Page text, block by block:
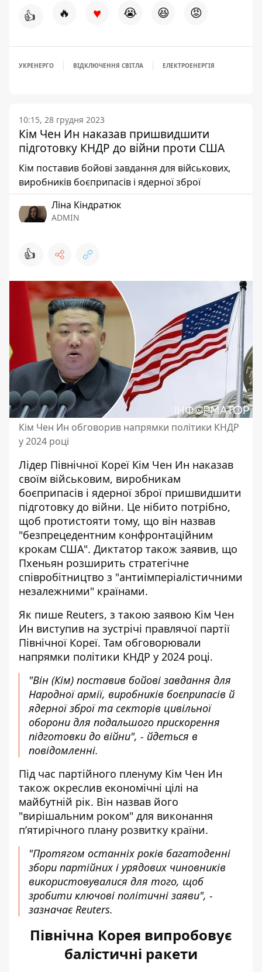
👍 🔥 ♥ 😭 😆 😡
УКРЕНЕРГО ВІДКЛЮЧЕННЯ СВІТЛА ЕЛЕКТРОЕНЕРГІЯ
10:15, 28 грудня 2023
Кім Чен Ин наказав пришвидшити
підготовку КНДР до війни проти США
Кім поставив бойові завдання для військових,
виробників боєприпасів і ядерної зброї
Ліна Кіндратюк
ADMIN
👍
Кім Чен Ин обговорив напрямки політики КНДР
у 2024 році
Лідер Північної Кореї Кім Чен Ин наказав
своїм військовим, виробникам
боєприпасів і ядерної зброї пришвидшити
підготовку до війни. Це нібито потрібно,
щоб протистояти тому, що він назвав
"безпрецедентним конфронтаційним
крокам США". Диктатор також заявив, що
Пхеньян розширить стратегічне
співробітництво з "антиімперіалістичними
незалежними" країнами.
Як пише Reuters, з такою заявою Кім Чен
Ин виступив на зустрічі правлячої партії
Північної Кореї. Там обговорювали
напрямки політики КНДР у 2024 році.
"Він (Кім) поставив бойові завдання для
Народної армії, виробників боєприпасів й
ядерної зброї та секторів цивільної
оборони для подальшого прискорення
підготовки до війни", - йдеться в
повідомленні.
Під час партійного пленуму Кім Чен Ин
також окреслив економічні цілі на
майбутній рік. Він назвав його
"вирішальним роком" для виконання
п’ятирічного плану розвитку країни.
"Протягом останніх років багатоденні
збори партійних і урядових чиновників
використовувалися для того, щоб
зробити ключові політичні заяви", -
зазначає Reuters.
Північна Корея випробовує
балістичні ракети